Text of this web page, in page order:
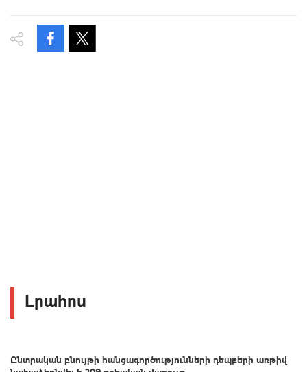
Լրահոս
Ընտրական բնույթի հանցագործությունների դեպքերի առթիվ